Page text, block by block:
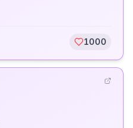
1000